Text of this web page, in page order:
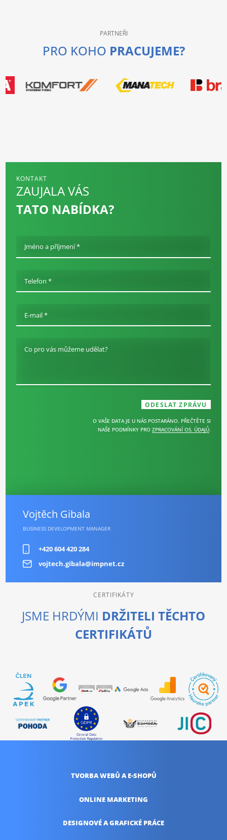
PARTNEŘI
PRO KOHO PRACUJEME?
KONTAKT
ZAUJALA VÁS
TATO NABÍDKA?
Jméno a příjmení *
Telefon *
E-mail *
Co pro vás můžeme udělat?
O VAŠE DATA JE U NÁS POSTARÁNO. PŘEČTĚTE SI
NAŠE PODMÍNKY PRO ZPRACOVÁNÍ OS. ÚDAJŮ.
Vojtěch Gibala
BUSINESS DEVELOPMENT MANAGER
+420 604 420 284
vojtech.gibala@impnet.cz
CERTIFIKÁTY
JSME HRDÝMI DRŽITELI TĚCHTO
CERTIFIKÁTŮ
TVORBA WEBŮ A E-SHOPŮ
ONLINE MARKETING
DESIGNOVÉ AGRAFICKÉ PRÁCE